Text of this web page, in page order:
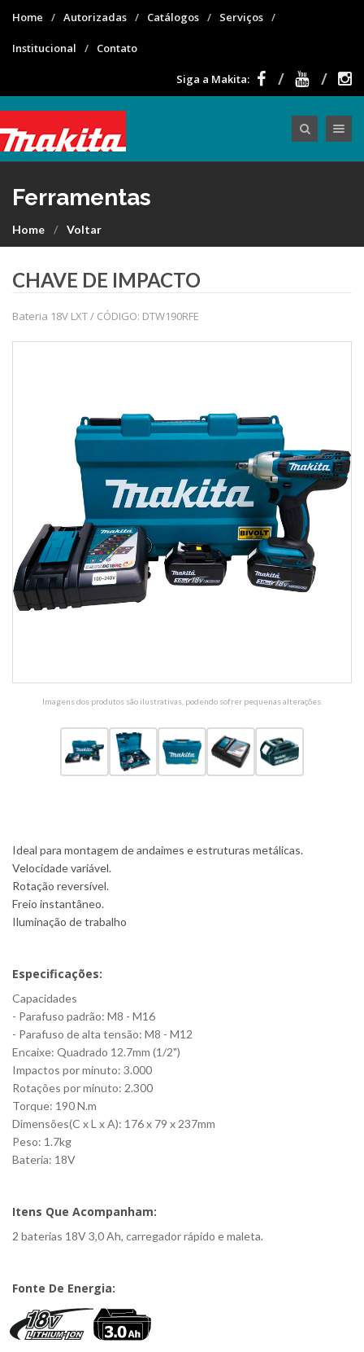
Home Autorizadas Catálogos Serviços
Institucional Contato
Siga a Makita:
Ferramentas
Home Voltar
CHAVE DE IMPACTO
Bateria 18V LXT / CÓDIGO: DTW190RFE
Imagens dos produtos são ilustrativas, podendo sofrer pequenas alterações.
Ideal para montagem de andaimes e estruturas metálicas.
Velocidade variável.
Rotação reversível.
Freio instantâneo.
Iluminação de trabalho
Especificações:
Capacidades
- Parafuso padrão: M8 - M16
- Parafuso de alta tensão: M8 - M12
Encaixe: Quadrado 12.7mm (1/2")
Impactos por minuto: 3.000
Rotações por minuto: 2.300
Torque: 190 N.m
Dimensões(C x L x A): 176 x 79 x 237mm
Peso: 1.7kg
Bateria: 18V
Itens Que Acompanham:
2 baterias 18V 3,0 Ah, carregador rápido e maleta.
Fonte De Energia: